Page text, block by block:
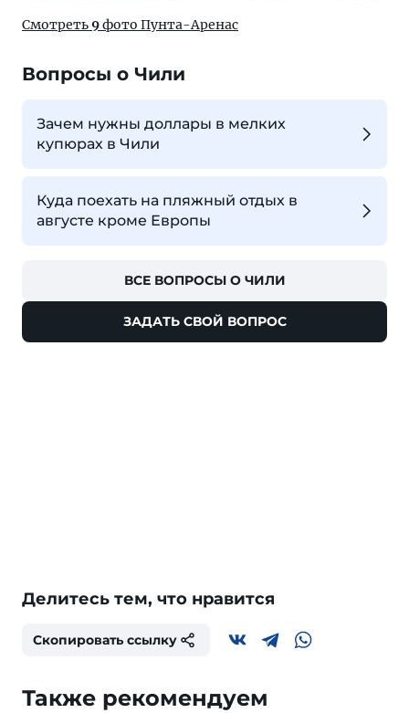
Смотреть9фото Пунта-Аренас
Вопросы о Чили
Зачем нужны доллары в мелких
купюрах в Чили
Куда поехать на пляжный отдых в
августе кроме Европы
ВСЕ ВОПРОСЫ О ЧИЛИ
ЗАДАТЬ СВОЙ ВОПРОС
Делитесь тем, что нравится
Скопировать ссылку
Также рекомендуем